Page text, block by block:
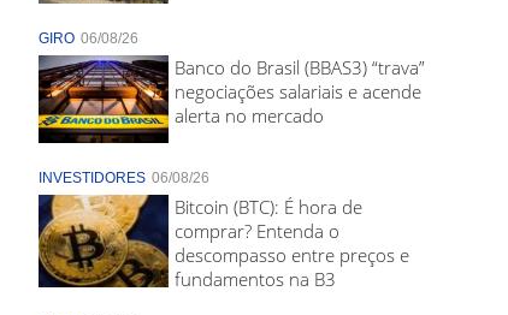
GIRO 06/08/26
Banco do Brasil (BBAS3) “trava”
negociações salariais e acende
alerta no mercado
INVESTIDORES 06/08/26
Bitcoin (BTC): É hora de
comprar? Entenda o
descompasso entre preços e
fundamentos na B3